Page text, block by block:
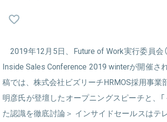
2019年12月5日、Future of Work実行委員会
Inside Sales Conference 2019 winterが開催さ
稿では、株式会社ビズリーチHRMOS採用事
明彦氏が登壇したオープニングスピーチと、
た認識を徹底討論＞ インサイドセールスはテ